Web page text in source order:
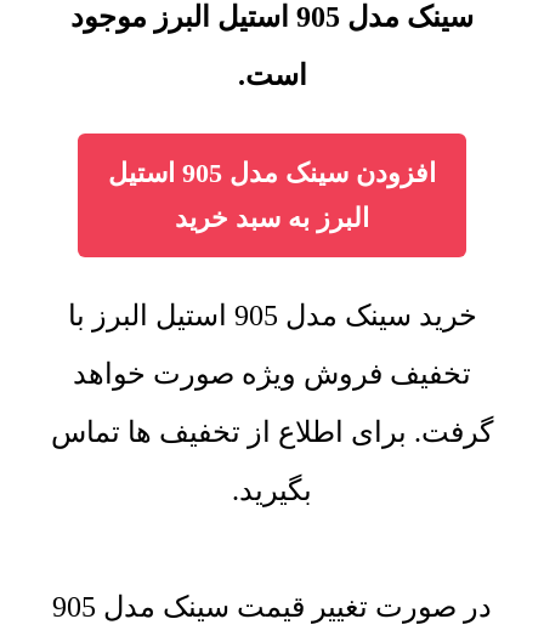
سینک مدل 905 استیل البرز موجود
است.
افزودن سینک مدل 905 استیل
البرز به سبد خرید
خرید سینک مدل 905 استیل البرز با
تخفیف فروش ویژه صورت خواهد
گرفت. برای اطلاع از تخفیف ها تماس
بگیرید.
در صورت تغییر قیمت سینک مدل 905